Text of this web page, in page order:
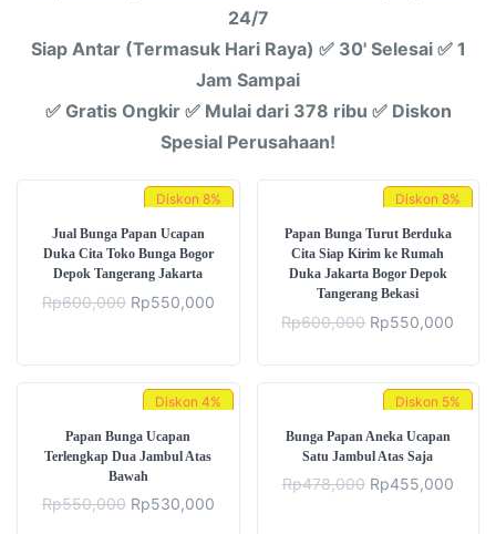
24/7
Siap Antar (Termasuk Hari Raya) ✅ 30' Selesai ✅ 1
Jam Sampai
✅ Gratis Ongkir ✅ Mulai dari 378 ribu ✅ Diskon
Spesial Perusahaan!
Diskon 8%
Jual Bunga Papan Ucapan
Duka Cita Toko Bunga Bogor
Depok Tangerang Jakarta
Rp600,000 Rp550,000
Diskon 8%
Papan Bunga Turut Berduka
Cita Siap Kirim ke Rumah
Duka Jakarta Bogor Depok
Tangerang Bekasi
Rp600,000 Rp550,000
Diskon 4%
Papan Bunga Ucapan
Terlengkap Dua Jambul Atas
Bawah
Rp550,000 Rp530,000
Diskon 5%
Bunga Papan Aneka Ucapan
Satu Jambul Atas Saja
Rp478,000 Rp455,000